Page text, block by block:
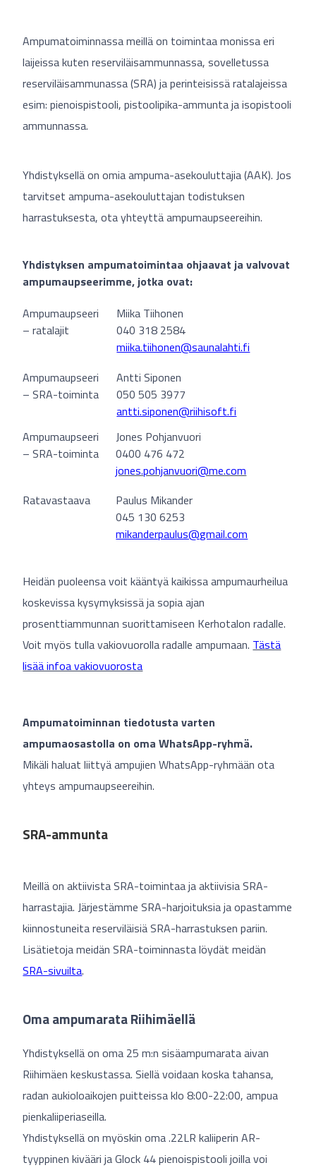
Ampumatoiminnassa meillä on toimintaa monissa eri
laijeissa kuten reserviläisammunnassa, sovelletussa
reserviläisammunassa (SRA) ja perinteisissä ratalajeissa
esim: pienoispistooli, pistoolipika-ammunta ja isopistooli
ammunnassa.
Yhdistyksellä on omia ampuma-asekouluttajia (AAK). Jos
tarvitset ampuma-asekouluttajan todistuksen
harrastuksesta, ota yhteyttä ampumaupseereihin.
Yhdistyksen ampumatoimintaa ohjaavat ja valvovat
ampumaupseerimme, jotka ovat:
Ampumaupseeri
– ratalajit
Miika Tiihonen
040 318 2584
miika.tiihonen@saunalahti.fi
Ampumaupseeri
– SRA-toiminta
Antti Siponen
050 505 3977
antti.siponen@riihisoft.fi
Ampumaupseeri
– SRA-toiminta
Jones Pohjanvuori
0400 476 472
jones.pohjanvuori@me.com
Ratavastaava
Paulus Mikander
045 130 6253
mikanderpaulus@gmail.com
Heidän puoleensa voit kääntyä kaikissa ampumaurheilua
koskevissa kysymyksissä ja sopia ajan
prosenttiammunnan suorittamiseen Kerhotalon radalle.
Voit myös tulla vakiovuorolla radalle ampumaan. Tästä
lisää infoa vakiovuorosta
Ampumatoiminnan tiedotusta varten
ampumaosastolla on oma WhatsApp-ryhmä.
Mikäli haluat liittyä ampujien WhatsApp-ryhmään ota
yhteys ampumaupseereihin.
SRA-ammunta
Meillä on aktiivista SRA-toimintaa ja aktiivisia SRA-
harrastajia. Järjestämme SRA-harjoituksia ja opastamme
kiinnostuneita reserviläisiä SRA-harrastuksen pariin.
Lisätietoja meidän SRA-toiminnasta löydät meidän
SRA-sivuilta.
Oma ampumarata Riihimäellä
Yhdistyksellä on oma 25 m:n sisäampumarata aivan
Riihimäen keskustassa. Siellä voidaan koska tahansa,
radan aukioloaikojen puitteissa klo 8:00-22:00, ampua
pienkaliiperiaseilla.
Yhdistyksellä on myöskin oma .22LR kaliiperin AR-
tyyppinen kivääri ja Glock 44 pienoispistooli joilla voi